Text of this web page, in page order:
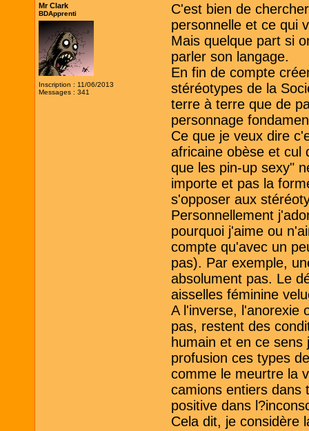
Mr Clark
BDApprenti
Inscription : 11/06/2013
Messages : 341
C'est bien de
personnelle et ce qui
Mais quelque part si
parler son langage.
En fin de compte
stéréotypes de la
terre à terre que de
personnage
Ce que je veux dire
africaine obèse et cul
que les pin-up sexy"
importe et pas la
s'opposer aux
Personnellement
pourquoi j'aime ou
compte qu'avec un
pas). Par exemple,
absolument pas. Le
aisselles féminine
A l'inverse, l'anorexie
pas, restent des
humain et en ce
profusion ces types
comme le meurtre la
camions entiers dans
positive dans
Cela dit, je considère